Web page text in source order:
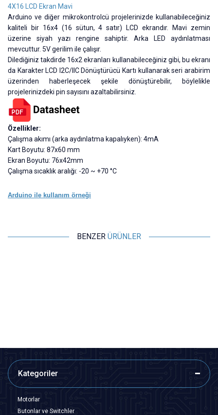
4X16 LCD Ekran Mavi
Arduino ve diğer mikrokontrolcü projelerinizde kullanabileceğiniz
kaliteli bir 16x4 (16 sütun, 4 satır) LCD ekrandır. Mavi zemin
üzerine siyah yazı rengine sahiptir. Arka LED aydınlatması
mevcuttur. 5V gerilim ile çalışır.
Dilediğiniz takdirde 16x2 ekranları kullanabileceğiniz gibi, bu ekranı
da Karakter LCD I2C/IIC Dönüştürücü Kartı kullanarak seri arabirim
üzerinden haberleşecek şekile dönüştürebilir, böylelikle
projelerinizdeki pin sayısını azaltabilirsiniz.
Özellikler:
Çalışma akımı (arka aydınlatma kapalıyken): 4mA
Kart Boyutu: 87x60 mm
Ekran Boyutu: 76x42mm
Çalışma sıcaklık aralığı: -20 ~ +70 °C
Arduino ile kullanım örneği
BENZER ÜRÜNLER
Kategoriler
Motorlar
Butonlar ve Switchler